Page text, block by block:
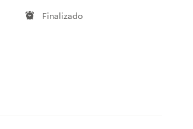
Finalizado